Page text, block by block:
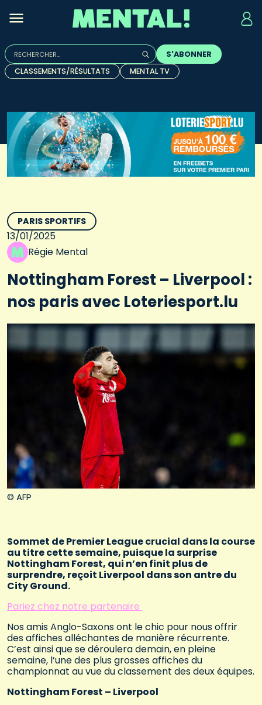
Rechercher :
Quand les résultats de l'auto-complétion sont
S'ABONNER
CLASSEMENTS/RÉSULTATS
MENTAL TV
© AFP
PARIS SPORTIFS
13/01/2025
Régie Mental
Nottingham Forest – Liverpool :
nos paris avec Loteriesport.lu
Sommet de Premier League crucial dans la course
au titre cette semaine, puisque la surprise
Nottingham Forest, qui n’en finit plus de
surprendre, reçoit Liverpool dans son antre du
City Ground.
Pariez chez notre partenaire
Nos amis Anglo-Saxons ont le chic pour nous offrir
des affiches alléchantes de manière récurrente.
C’est ainsi que se déroulera demain, en pleine
semaine, l’une des plus grosses affiches du
championnat au vue du classement des deux équipes.
Nottingham Forest – Liverpool